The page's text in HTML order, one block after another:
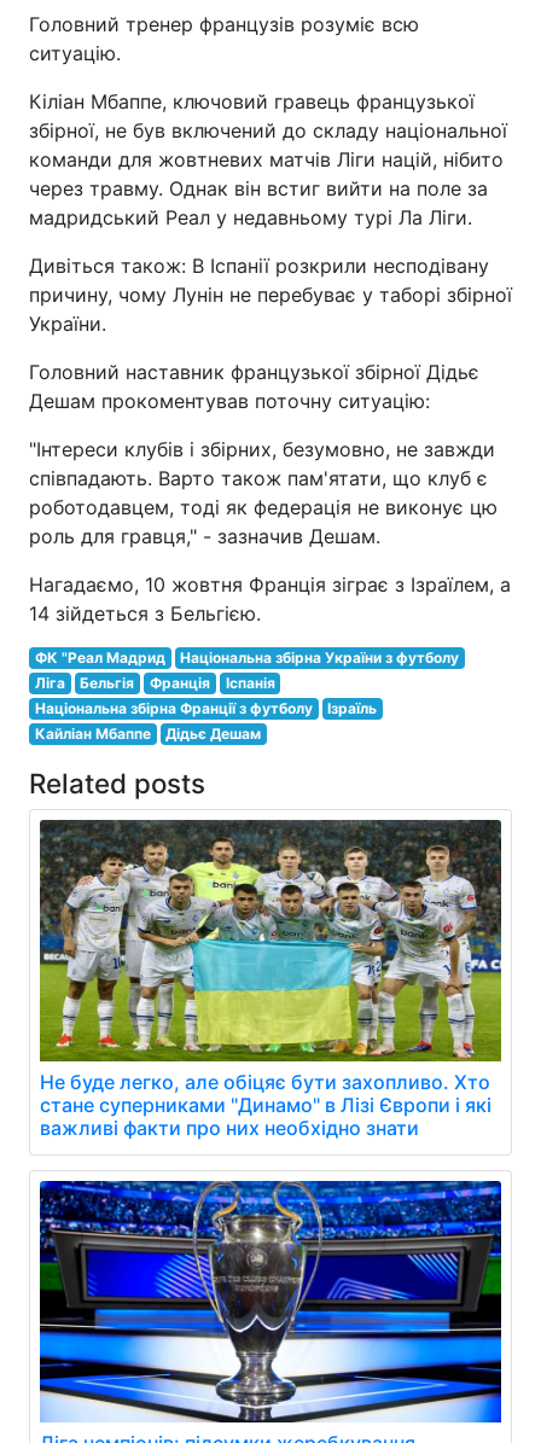
Головний тренер французів розуміє всю
ситуацію.
Кіліан Мбаппе, ключовий гравець французької
збірної, не був включений до складу національної
команди для жовтневих матчів Ліги націй, нібито
через травму. Однак він встиг вийти на поле за
мадридський Реал у недавньому турі Ла Ліги.
Дивіться також: В Іспанії розкрили несподівану
причину, чому Лунін не перебуває у таборі збірної
України.
Головний наставник французької збірної Дідьє
Дешам прокоментував поточну ситуацію:
"Інтереси клубів і збірних, безумовно, не завжди
співпадають. Варто також пам'ятати, що клуб є
роботодавцем, тоді як федерація не виконує цю
роль для гравця," - зазначив Дешам.
Нагадаємо, 10 жовтня Франція зіграє з Ізраїлем, а
14 зійдеться з Бельгією.
ФК "Реал Мадрид
Національна збірна України з футболу
Ліга
Бельгія Франція
Іспанія
Національна збірна Франції з футболу
Ізраїль
Кайліан Мбаппе
Дідьє Дешам
Related posts
Не буде легко, але обіцяє бути захопливо. Хто
стане суперниками "Динамо" в Лізі Європи і які
важливі факти про них необхідно знати